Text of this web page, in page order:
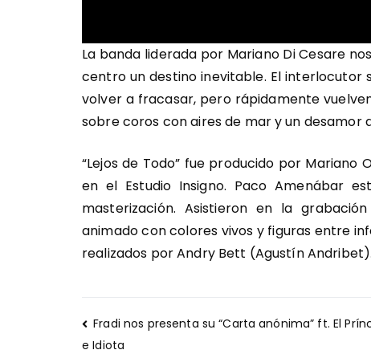
La banda liderada por Mariano Di Cesare
centro un destino inevitable. El
volver a fracasar, pero rápidamente
sobre coros con aires de mar y un desamor
“Lejos de Todo” fue producido por Mariano
en el Estudio Insigno. Paco Amenábar
masterización. Asistieron en la
animado con colores vivos y figuras entre
realizados por Andry Bett (Agustín Andribet).
Navegación
Fradi nos presenta su “Carta anónima” ft. El
e Idiota